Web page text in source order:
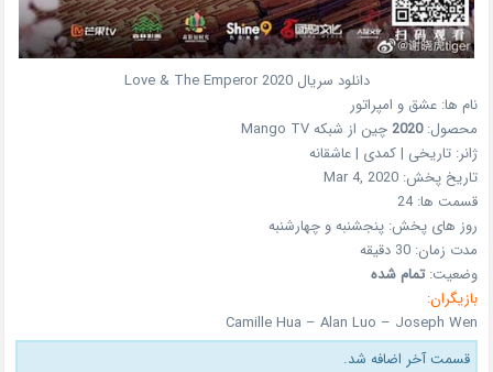
دانلود سریال Love & The Emperor 2020
نام ها:عشق و امپراتور
محصول:2020 چین از شبکهMango TV
ژانر:تاریخی | کمدی | عاشقانه
تاریخ پخش:Mar 4, 2020
قسمت ها:24
روز های پخش:پنجشنبه و چهارشنبه
مدت زمان:30 دقیقه
وضعیت:تمام شده
بازیگران:
Camille Hua – Alan Luo – Joseph Wen
قسمت آخر اضافه شد.